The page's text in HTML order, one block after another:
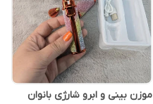
مو‌زن بینی و ابرو شارژی بانوان